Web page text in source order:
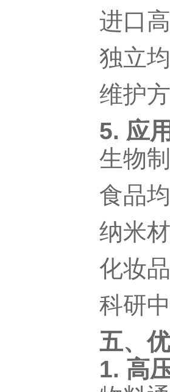
进口
独立
维护
5. 应
生物
食品
纳米
化妆
科研
五、
1. 高